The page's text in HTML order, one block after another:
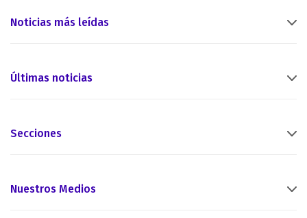
Noticias más leídas
Últimas noticias
Secciones
Nuestros Medios